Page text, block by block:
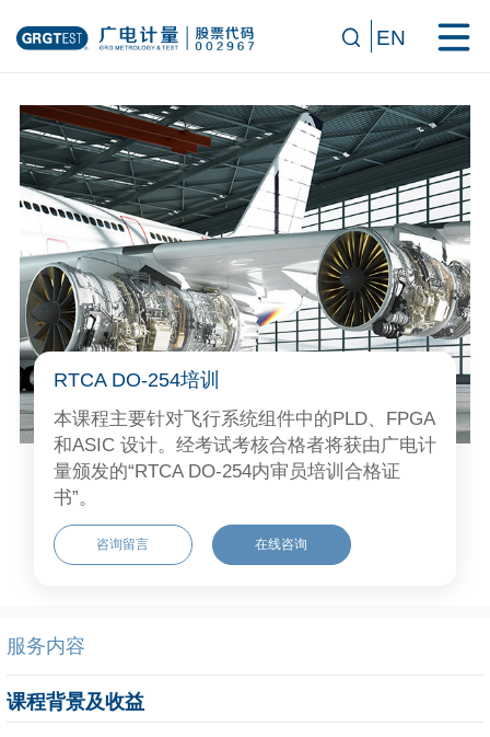
EN
RTCA DO-254培训
本课程主要针对飞行系统组件中的PLD、FPGA
和ASIC 设计。经考试考核合格者将获由广电计
量颁发的“RTCA DO-254内审员培训合格证
书”。
咨询留言 在线咨询
服务内容
课程背景及收益